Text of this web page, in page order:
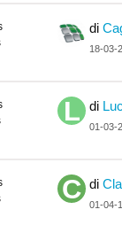
di
18-03-
di
01-03-
di
01-04-